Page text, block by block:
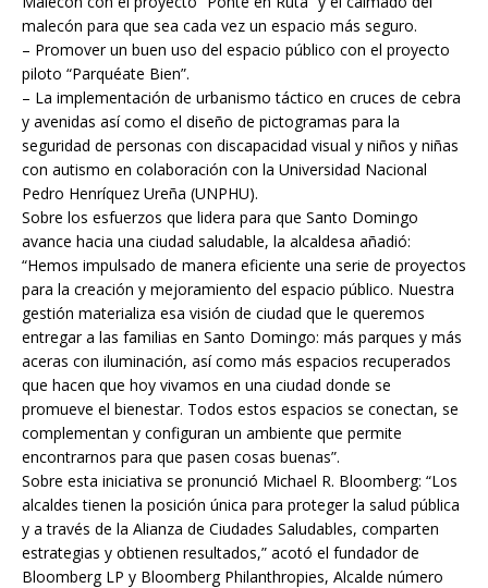
malecón para que sea cada vez un espacio más seguro.
– Promover un buen uso del espacio público con el proyecto
piloto “Parquéate Bien”.
– La implementación de urbanismo táctico en cruces de cebra
y avenidas así como el diseño de pictogramas para la
seguridad de personas con discapacidad visual y niños y niñas
con autismo en colaboración con la Universidad Nacional
Pedro Henríquez Ureña (UNPHU).
Sobre los esfuerzos que lidera para que Santo Domingo
avance hacia una ciudad saludable, la alcaldesa añadió:
“Hemos impulsado de manera eficiente una serie de proyectos
para la creación y mejoramiento del espacio público. Nuestra
gestión materializa esa visión de ciudad que le queremos
entregar a las familias en Santo Domingo: más parques y más
aceras con iluminación, así como más espacios recuperados
que hacen que hoy vivamos en una ciudad donde se
promueve el bienestar. Todos estos espacios se conectan, se
complementan y configuran un ambiente que permite
encontrarnos para que pasen cosas buenas”.
Sobre esta iniciativa se pronunció Michael R. Bloomberg: “Los
alcaldes tienen la posición única para proteger la salud pública
y a través de la Alianza de Ciudades Saludables, comparten
estrategias y obtienen resultados,” acotó el fundador de
Bloomberg LP y Bloomberg Philanthropies, Alcalde número